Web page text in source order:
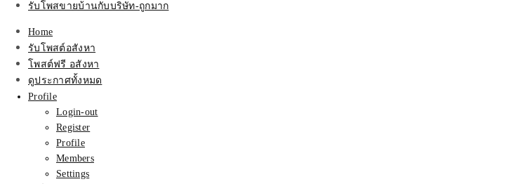
รับโพสขายบ้านกับบริษัท-ถูกมาก
Home
รับโพสต์อสังหา
โพสต์ฟรี อสังหา
ดูประกาศทั้งหมด
Profile
Login-out
Register
Profile
Members
Settings